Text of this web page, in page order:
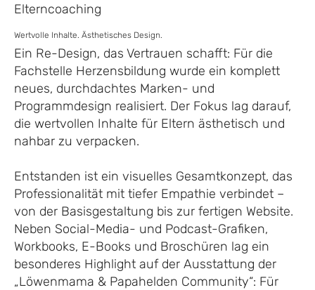
Elterncoaching
Wertvolle Inhalte. Ästhetisches Design.
Ein Re-Design, das Vertrauen schafft: Für die
Fachstelle Herzensbildung wurde ein komplett
neues, durchdachtes Marken- und
Programmdesign realisiert. Der Fokus lag darauf,
die wertvollen Inhalte für Eltern ästhetisch und
nahbar zu verpacken.
Entstanden ist ein visuelles Gesamtkonzept, das
Professionalität mit tiefer Empathie verbindet –
von der Basisgestaltung bis zur fertigen Website.
Neben Social-Media- und Podcast-Grafiken,
Workbooks, E-Books und Broschüren lag ein
besonderes Highlight auf der Ausstattung der
„Löwenmama & Papahelden Community“: Für